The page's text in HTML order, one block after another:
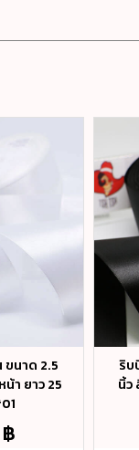
นาด 2.5
น้า ยาว 25
ริบ
นิ้ว